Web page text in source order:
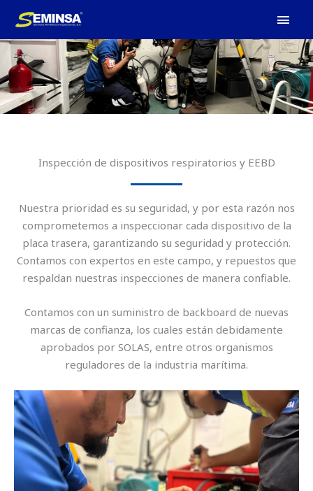
contenido
Inspección de dispositivos respiratorios y EEBD
Nuestra prioridad es su seguridad, y por esta razón nos
comprometemos a inspeccionar cada dispositivo de la
placa trasera, garantizando su seguridad y protección.
Contamos con expertos en este campo, y repuestos que
respaldan nuestras inspecciones de manera confiable.
Contamos con un suministro de backboard de nuevas
marcas de confianza, los cuales están debidamente
aprobados por SOLAS, entre otros organismos
reguladores de la industria marítima.